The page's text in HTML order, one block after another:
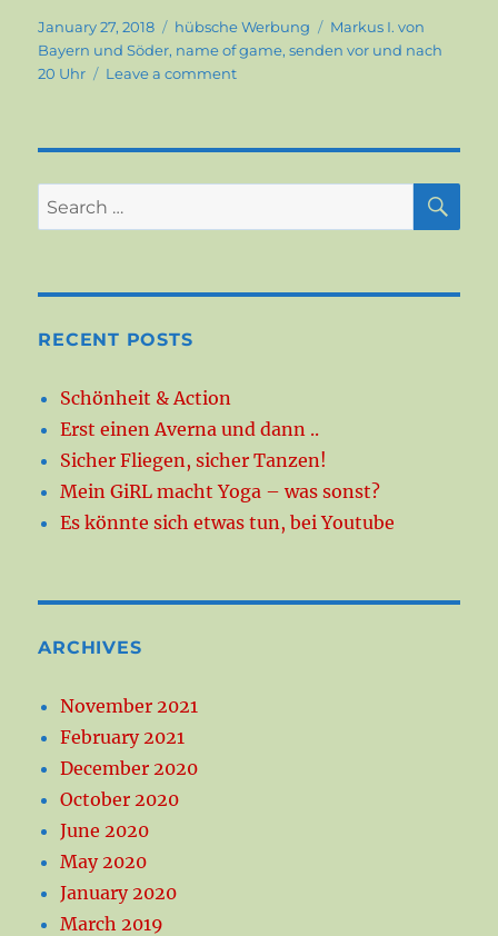
Posted
on
January 27, 2018 Categories
hübsche Werbung Tags
Markus I. von
Bayern und Söder, name of game,senden vor und nach
20 Uhr
Leave a commenton
senden,
vor
Search
for:
RECENT POSTS
Schönheit & Action
Erst einen Averna und dann ..
Sicher Fliegen, sicher Tanzen!
Mein GiRL macht Yoga – was sonst?
Es könnte sich etwas tun, bei Youtube
ARCHIVES
November 2021
February 2021
December 2020
October 2020
June 2020
May 2020
January 2020
March 2019